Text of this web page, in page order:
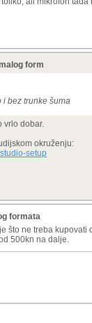
form
i bez trunke šuma
vrlo dobar.
okruženju:
setup
formata
što ne treba
500kn na dalje.